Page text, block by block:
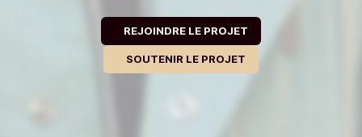
REJOINDRE LE PROJET
SOUTENIR LE PROJET